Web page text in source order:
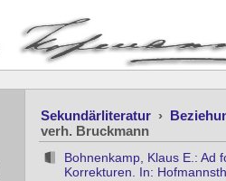
Sekundärliteratur ›
verh. Bruckmann
Bohnenkamp, Klaus E.: Ad
Korrekturen. In: